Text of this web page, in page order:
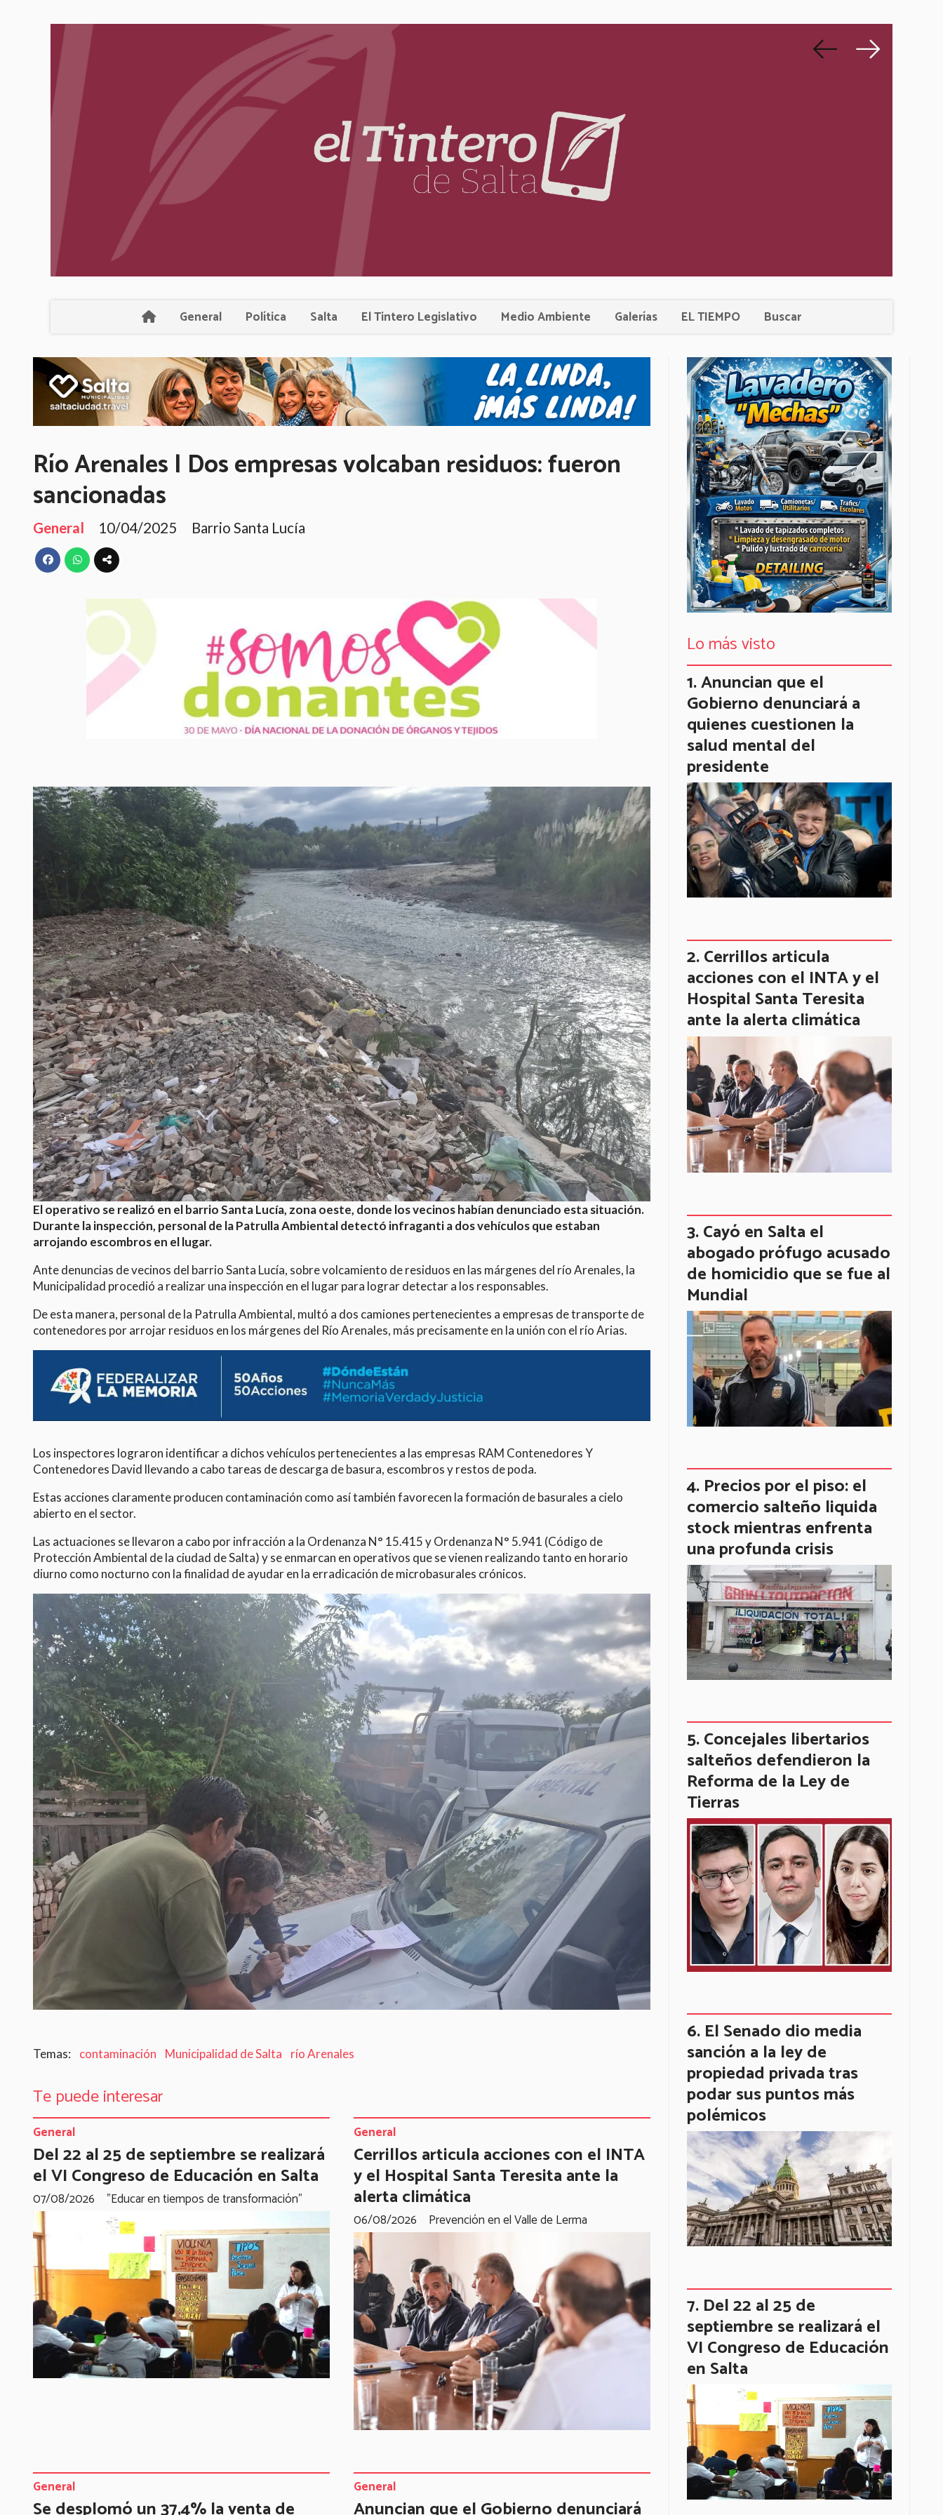
General Política Salta El Tintero Legislativo Medio Ambiente Galerías EL TIEMPO Buscar
Río Arenales | Dos empresas volcaban residuos: fueron
sancionadas
General 10/04/2025 Barrio Santa Lucía
El operativo se realizó en el barrio Santa Lucía, zona oeste, donde los vecinos habían denunciado esta situación.
Durante la inspección, personal de la Patrulla Ambiental detectó infraganti a dos vehículos que estaban
arrojando escombros en el lugar.
Ante denuncias de vecinos del barrio Santa Lucía, sobre volcamiento de residuos en las márgenes del río Arenales, la
Municipalidad procedió a realizar una inspección en el lugar para lograr detectar a los responsables.
De esta manera, personal de la Patrulla Ambiental, multó a dos camiones pertenecientes a empresas de transporte de
contenedores por arrojar residuos en los márgenes del Río Arenales, más precisamente en la unión con el río Arias.
Los inspectores lograron identificar a dichos vehículos pertenecientes a las empresas RAM Contenedores Y
Contenedores David llevando a cabo tareas de descarga de basura, escombros y restos de poda.
Estas acciones claramente producen contaminación como así también favorecen la formación de basurales a cielo
abierto en el sector.
Las actuaciones se llevaron a cabo por infracción a la Ordenanza N° 15.415 y Ordenanza N° 5.941 (Código de
Protección Ambiental de la ciudad de Salta) y se enmarcan en operativos que se vienen realizando tanto en horario
diurno como nocturno con la finalidad de ayudar en la erradicación de microbasurales crónicos.
contaminación Municipalidad de Salta río Arenales
Te puede interesar
Del 22 al 25 de septiembre se realizará
el VI Congreso de Educación en Salta
"Educar en tiempos de transformación"
General
07/08/2026
Cerrillos articula acciones con el INTA
y el Hospital Santa Teresita ante la
alerta climática
Prevención en el Valle de Lerma
General
06/08/2026
General General
Lo más visto
Anuncian que el
Gobierno denunciará a
quienes cuestionen la
salud mental del
presidente
Cerrillos articula
acciones con el INTA y el
Hospital Santa Teresita
ante la alerta climática
Cayó en Salta el
abogado prófugo acusado
de homicidio que se fue al
Mundial
Precios por el piso: el
comercio salteño liquida
stock mientras enfrenta
una profunda crisis
Concejales libertarios
salteños defendieron la
Reforma de la Ley de
Tierras
El Senado dio media
sanción a la ley de
propiedad privada tras
podar sus puntos más
polémicos
Del 22 al 25 de
septiembre se realizará el
VI Congreso de Educación
en Salta